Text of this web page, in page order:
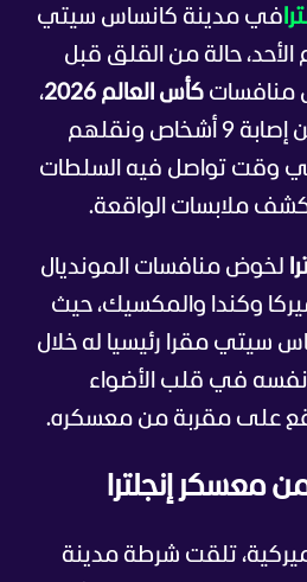
في مدينة كانساس سيتي
الأحد، حالة من القلق قبل
منافسات كأس العالم 2026
،
بعدما أسفر الحادث عن إصابة 9 أشخاص ونقلهم
وقت تواصل فيه السلطات
ملابسات الواقعة.
لخوض منافسات المونديال
وكندا والمكسيك، حيث
سيتي مقرا رئيسيا له خلال
نفسه في قلب الأضواء
على مقربة من معسكره.
معسكر إنجلترا
تلقت شرطة مدينة